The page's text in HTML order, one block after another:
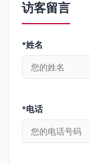
访客留言
*姓名
*电话